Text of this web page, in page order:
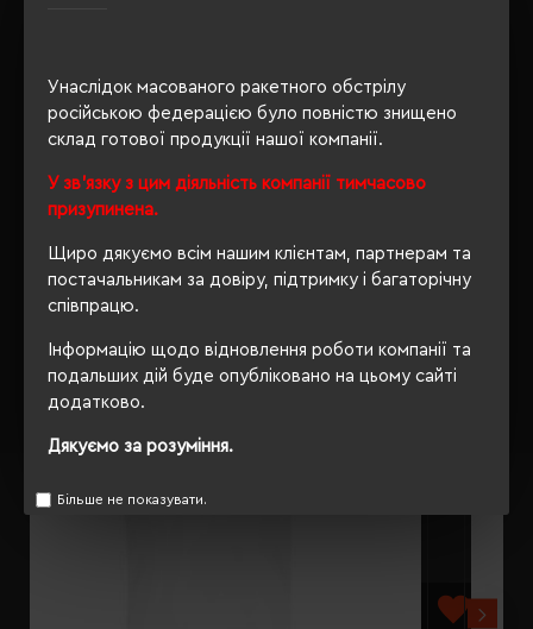
Унаслідок масованого ракетного обстрілу
російською федерацією було повністю знищено
склад готової продукції нашої компанії.
У зв'язку з цим діяльність компанії тимчасово
призупинена.
Щиро дякуємо всім нашим клієнтам, партнерам та
постачальникам за довіру, підтримку і багаторічну
співпрацю.
Інформацію щодо відновлення роботи компанії та
подальших дій буде опубліковано на цьому сайті
додатково.
Дякуємо за розуміння.
Більше не показувати.
ОПИС
ВІДГУКИ